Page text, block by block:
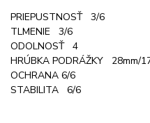
PRIEPUSTNOSŤ 3/6
TLMENIE 3/6
ODOLNOSŤ 4
HRÚBKA PODRÁŽKY 28mm/
OCHRANA 6/6
STABILITA 6/6